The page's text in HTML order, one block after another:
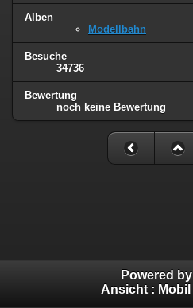
Alben
Modellbahn
Besuche
34736
Bewertung
noch keine Bewertung
Powered by
Ansicht : Mobil